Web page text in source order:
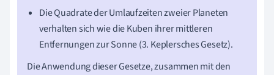
Die Quadrate der Umlaufzeiten zweier Planeten
verhalten sich wie die Kuben ihrer mittleren
Entfernungen zur Sonne (3. Keplersches Gesetz).
Die Anwendung dieser Gesetze, zusammen mit den